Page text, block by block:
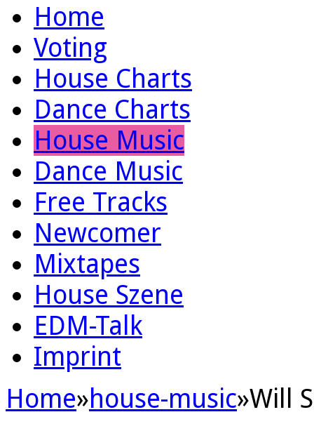
Home
Voting
House Charts
Dance Charts
House Music
Dance Music
Free Tracks
Newcomer
Mixtapes
House Szene
EDM-Talk
Imprint
Home»house-music»Will